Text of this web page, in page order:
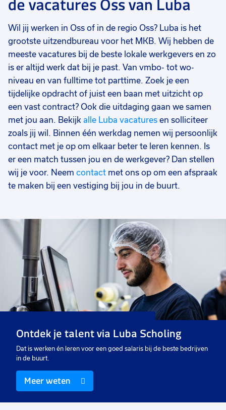
de vacatures Oss van Luba
Wil jij werken in Oss of in de regio Oss? Luba is het
grootste uitzendbureau voor het MKB. Wij hebben de
meeste vacatures bij de beste lokale werkgevers en zo
is er altijd werk dat bij je past. Van vmbo- tot wo-
niveau en van fulltime tot parttime. Zoek je een
tijdelijke opdracht of juist een baan met uitzicht op
een vast contract? Ook die uitdaging gaan we samen
met jou aan. Bekijk alle Luba vacatures en solliciteer
zoals jij wil. Binnen één werkdag nemen wij persoonlijk
contact met je op om elkaar beter te leren kennen. Is
er een match tussen jou en de werkgever? Dan stellen
wij je voor. Neem contact met ons op om een afspraak
te maken bij een vestiging bij jou in de buurt.
Ontdek je talent via Luba Scholing
Dat is werken én leren voor een goed salaris bij de beste bedrijven
in de buurt.
Meer weten